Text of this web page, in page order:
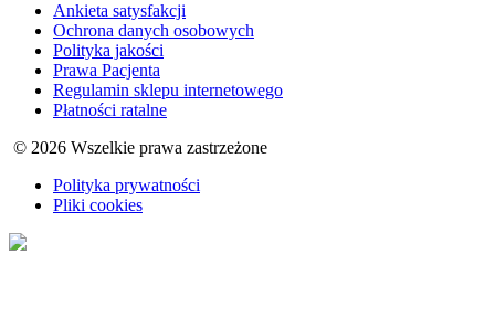
Ankieta satysfakcji
Ochrona danych osobowych
Polityka jakości
Prawa Pacjenta
Regulamin sklepu internetowego
Płatności ratalne
© 2026 Wszelkie prawa zastrzeżone
Polityka prywatności
Pliki cookies